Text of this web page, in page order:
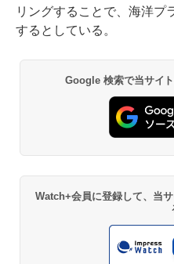
リングすることで、海洋プ
するとしている。
Google 検索で当サイ
Watch+会員に登録して、当